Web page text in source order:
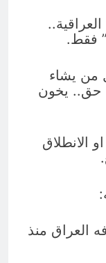
فقط.
من يشاء
حق.. يخون
الانطلاق
العراق منذ